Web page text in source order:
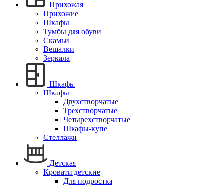
Прихожая
Прихожие
Шкафы
Тумбы для обуви
Скамьи
Вешалки
Зеркала
Шкафы
Шкафы
Двухстворчатые
Трехстворчатые
Четырехстворчатые
Шкафы-купе
Стеллажи
Детская
Кровати детские
Для подростка